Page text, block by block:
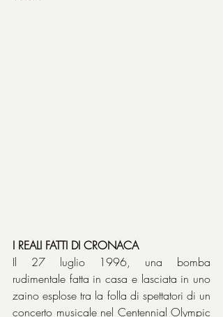
I REALI FATTI DI CRONACA
Il 27 luglio 1996, una bomba
rudimentale fatta in casa e lasciata in uno
zaino esplose tra la folla di spettatori di un
concerto musicale nel Centennial Olympic